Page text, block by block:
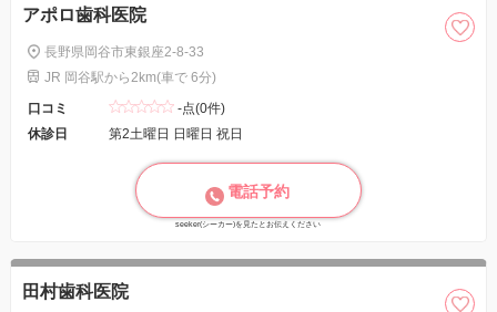
アポロ歯科医院
長野県岡谷市東銀座2-8-33
JR 岡谷駅から2km(車で 6分)
口コミ
-点(0件)
休診日
第2土曜日 日曜日 祝日
電話予約
seeker(シーカー)を見たとお伝えください
田村歯科医院